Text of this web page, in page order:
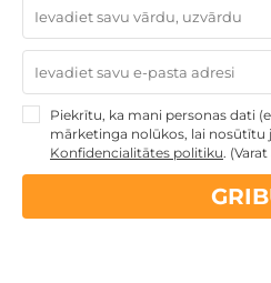
14 dienunaudas
GribuAtpusties.lv
Piekrītu, ka mani personas dati
mārketinga nolūkos, lai nosūtītu
Konfidencialitātes politiku.